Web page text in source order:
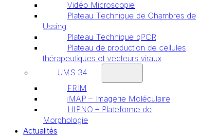
Vidéo Microscopie
Plateau Technique de Chambres de
Ussing
Plateau Technique qPCR
Plateau de production de cellules
thérapeutiques et vecteurs viraux
UMS 34
FRIM
iMAP – Imagerie Moléculaire
HIPNO – Plateforme de
Morphologie
Actualités